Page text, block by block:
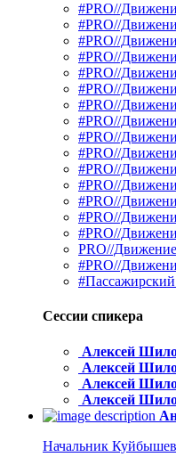
#PRO//
#PRO//
#PRO//
#PRO//
#PRO//
#PRO//
#PRO//
#PRO//
#PRO//
#PRO//
#PRO//
#PRO//
#PRO//
#PRO//
#PRO//
PRO//
#PRO//
Сессии спикера
Алексей
Алексей
Алексей
Алексей
Начальник